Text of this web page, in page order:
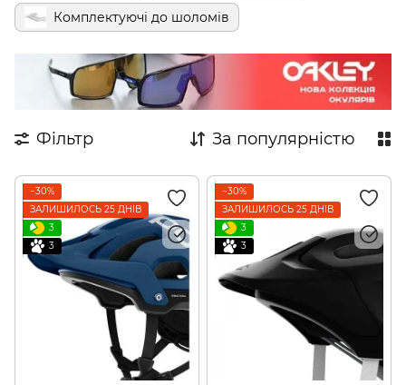
Комплектуючі до шоломів
Фільтр За популярністю
−30%
ЗАЛИШИЛОСЬ 25 ДНІВ
3
3
−30%
ЗАЛИШИЛОСЬ 25 ДНІВ
3
3